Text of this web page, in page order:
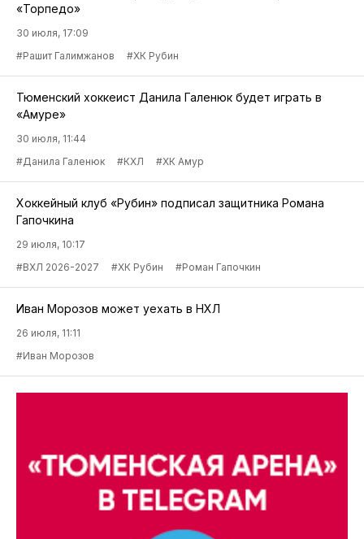
«Торпедо»
30 июля, 17:09
#Рашит Галимжанов
#ХК Рубин
Тюменский хоккеист Данила Галенюк будет играть в
«Амуре»
30 июля, 11:44
#Данила Галенюк
#КХЛ #ХК Амур
Хоккейный клуб «Рубин» подписал защитника Романа
Гапочкина
29 июля, 10:17
#ВХЛ 2026-2027
#ХК Рубин #Роман Гапочкин
Иван Морозов может уехать в НХЛ
26 июля, 11:11
#Иван Морозов